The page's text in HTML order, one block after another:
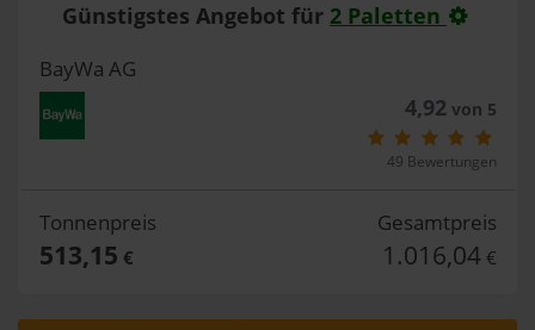
Günstigstes Angebot für 2 Paletten
BayWa AG
4,92von 5
49 Bewertungen
Tonnenpreis
513,15 €
Gesamtpreis
1.016,04 €